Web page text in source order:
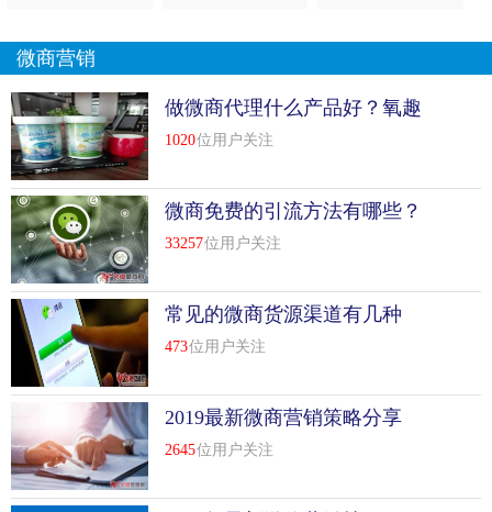
微商营销
做微商代理什么产品好？氧趣
活氧应用产品怎么样？
1020位用户关注
微商免费的引流方法有哪些？
33257位用户关注
常见的微商货源渠道有几种
473位用户关注
2019最新微商营销策略分享
2645位用户关注